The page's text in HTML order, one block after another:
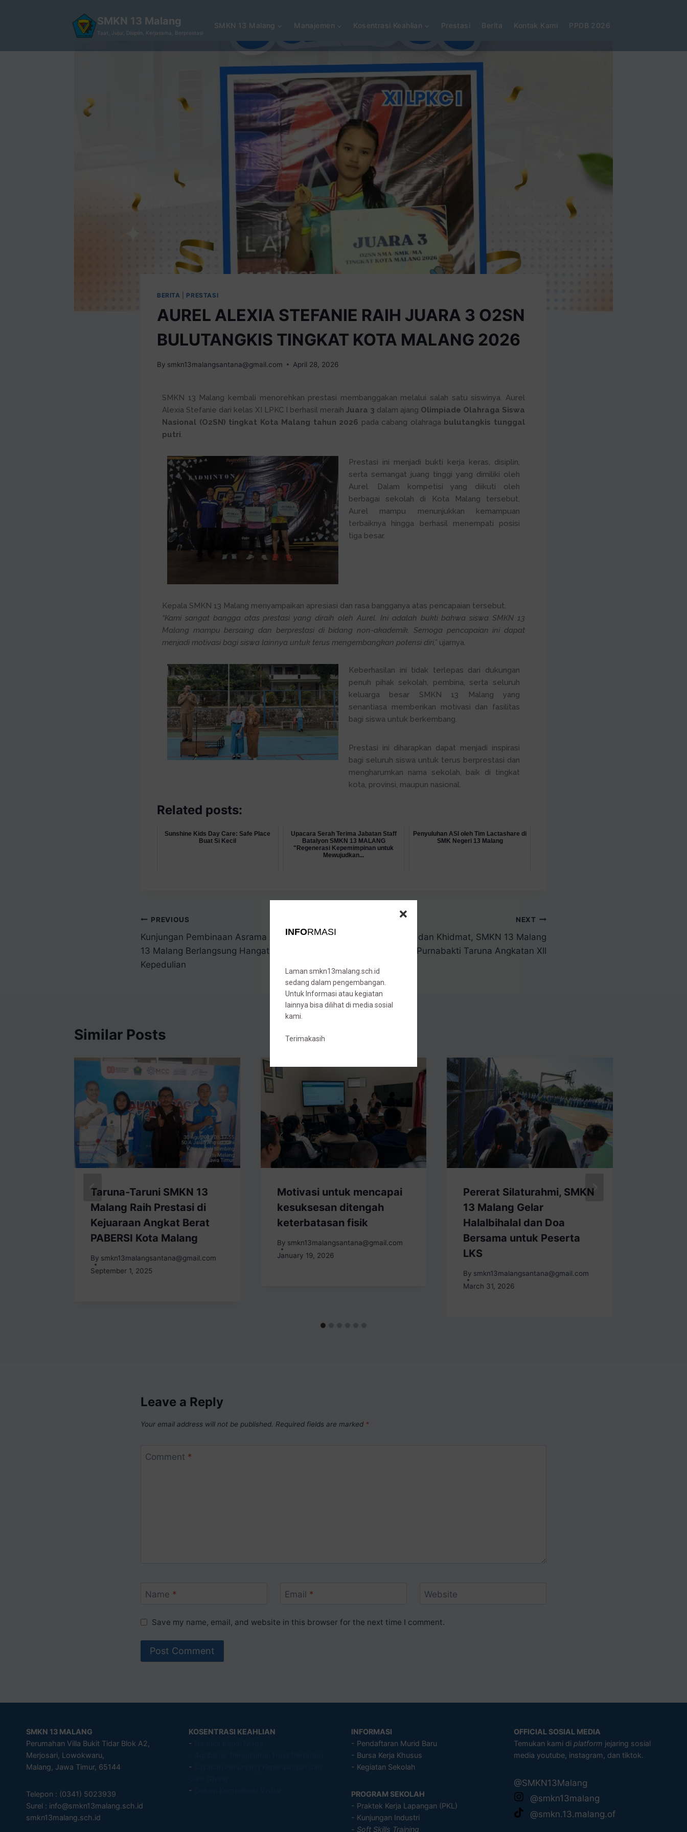
SMKN 13 Malang
Taat, Jujur, Disiplin, Kerjasama, Berprestasi
SMKN 13 Malang Manajemen Kosentrasi Keahlian Prestasi Berita Kontak Kami PPDB 2026
BERITA PRESTASI
AUREL ALEXIA STEFANIE RAIH JUARA 3 O2SN
BULUTANGKIS TINGKAT KOTA MALANG 2026
By smkn13malangsantana@gmail.com April 28, 2026
SMKN 13 Malang kembali menorehkan prestasi membanggakan melalui salah satu siswinya. Aurel
Alexia Stefanie dari kelas XI LPKC I berhasil meraih Juara 3 dalam ajang Olimpiade Olahraga Siswa
Nasional (O2SN) tingkat Kota Malang tahun 2026 pada cabang olahraga bulutangkis tunggal
putri.
Prestasi ini menjadi bukti kerja keras, disiplin,
serta semangat juang tinggi yang dimiliki oleh
Aurel. Dalam kompetisi yang diikuti oleh
berbagai sekolah di Kota Malang tersebut,
Aurel mampu menunjukkan kemampuan
terbaiknya hingga berhasil menempati posisi
tiga besar.
Kepala SMKN 13 Malang menyampaikan apresiasi dan rasa bangganya atas pencapaian tersebut.
“Kami sangat bangga atas prestasi yang diraih oleh Aurel. Ini adalah bukti bahwa siswa SMKN 13
Malang mampu bersaing dan berprestasi di bidang non-akademik. Semoga pencapaian ini dapat
menjadi motivasi bagi siswa lainnya untuk terus mengembangkan potensi diri,” ujarnya.
Keberhasilan ini tidak terlepas dari dukungan
penuh pihak sekolah, pembina, serta seluruh
keluarga besar SMKN 13 Malang yang
senantiasa memberikan motivasi dan fasilitas
bagi siswa untuk berkembang.
Prestasi ini diharapkan dapat menjadi inspirasi
bagi seluruh siswa untuk terus berprestasi dan
mengharumkan nama sekolah, baik di tingkat
kota, provinsi, maupun nasional.
Related posts:
Sunshine Kids Day Care: Safe Place
Buat Si Kecil
Upacara Serah Terima Jabatan Staff
Batalyon SMKN 13 MALANG
"Regenerasi Kepemimpinan untuk
Mewujudkan...
Penyuluhan ASI oleh Tim Lactashare di
SMK Negeri 13 Malang
PREVIOUS
Kunjungan Pembinaan Asrama Afirmasi SMKN
13 Malang Berlangsung Hangat dan Penuh
Kepedulian
NEXT
Penuh Haru dan Khidmat, SMKN 13 Malang
Gelar Purnabakti Taruna Angkatan XII
Similar Posts
Taruna-Taruni SMKN 13
Malang Raih Prestasi di
Kejuaraan Angkat Berat
PABERSI Kota Malang
By smkn13malangsantana@gmail.com
September 1, 2025
Motivasi untuk mencapai
kesuksesan ditengah
keterbatasan fisik
By smkn13malangsantana@gmail.com
January 19, 2026
Pererat Silaturahmi, SMKN
13 Malang Gelar
Halalbihalal dan Doa
Bersama untuk Peserta
LKS
By smkn13malangsantana@gmail.com
March 31, 2026
Leave a Reply
Your email address will not be published. Required fields are marked *
Comment *
Name * Email * Website
Save my name, email, and website in this browser for the next time I comment.
SMKN 13 MALANG
Perumahan Villa Bukit Tidar Blok A2,
Merjosari, Lowokwaru,
Malang, Jawa Timur, 65144
Telepon : (0341) 5023939
Surel : info@smkn13malang.sch.id
smkn13malang.sch.id
KOSENTRASI KEAHLIAN
-
-
-
INFORMASI
- Pendaftaran Murid Baru
- Bursa Kerja Khusus
- Kegiatan Sekolah
PROGRAM SEKOLAH
- Praktek Kerja Lapangan (PKL)
- Kunjungan Industri
- Soft Skills Training
OFFICIAL SOSIAL MEDIA
Temukan kami di platform jejaring sosial
media youtube, instagram, dan tiktok.
@SMKN13Malang
@smkn13malang
@smkn.13.malang.of
INFORMASI
Laman smkn13malang.sch.id
sedang dalam pengembangan.
Untuk Informasi atau kegiatan
lainnya bisa dilihat di media sosial
kami.
Terimakasih